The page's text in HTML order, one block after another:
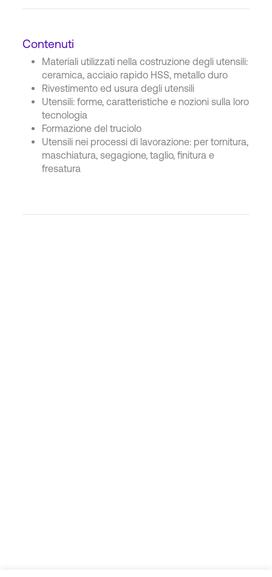
Contenuti
Materiali utilizzati nella costruzione degli utensili:
ceramica, acciaio rapido HSS, metallo duro
Rivestimento ed usura degli utensili
Utensili: forme, caratteristiche e nozioni sulla loro
tecnologia
Formazione del truciolo
Utensili nei processi di lavorazione: per tornitura,
maschiatura, segagione, taglio, finitura e
fresatura